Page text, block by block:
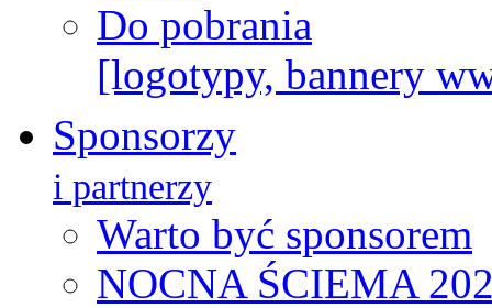
Do pobrania
[logotypy, bannery
Sponsorzy
i partnerzy
Warto być sponsorem
NOCNA ŚCIEMA